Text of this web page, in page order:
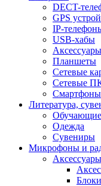
DECT-
GPS
IP-
USB-хабы
Аксессуары
Планшеты
Сетевые
Сетевые
Смартфоны
Литература,
Обучающие
Одежда
Сувениры
Микрофоны и